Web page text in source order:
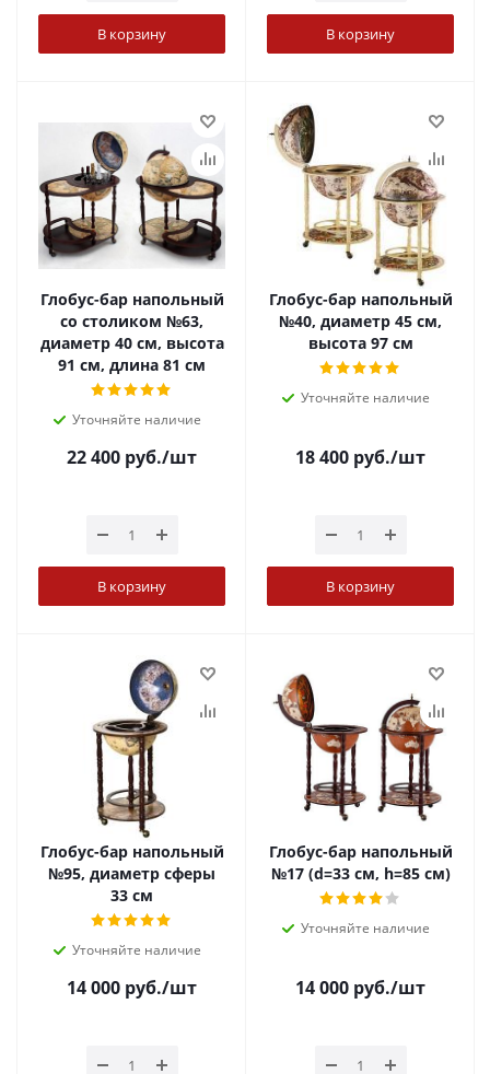
В корзину В корзину
Глобус-бар напольный
со столиком №63,
диаметр 40 см, высота
91 см, длина 81 см
Уточняйте наличие
22 400 руб./шт
В корзину
Глобус-бар напольный
№40, диаметр 45 см,
высота 97 см
Уточняйте наличие
18 400 руб./шт
В корзину
Глобус-бар напольный
№95, диаметр сферы
33 см
Уточняйте наличие
14 000 руб./шт
Глобус-бар напольный
№17 (d=33 см, h=85 см)
Уточняйте наличие
14 000 руб./шт